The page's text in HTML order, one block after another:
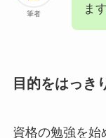
筆者
ま
目的をはっき
資格の勉強を始